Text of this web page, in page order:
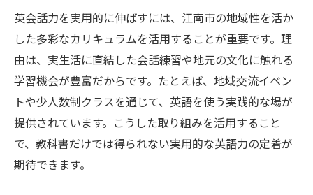
英会話力を実用的に伸ばすには、江南市の地域性を活か
した多彩なカリキュラムを活用することが重要です。理
由は、実生活に直結した会話練習や地元の文化に触れる
学習機会が豊富だからです。たとえば、地域交流イベン
トや少人数制クラスを通じて、英語を使う実践的な場が
提供されています。こうした取り組みを活用すること
で、教科書だけでは得られない実用的な英語力の定着が
期待できます。